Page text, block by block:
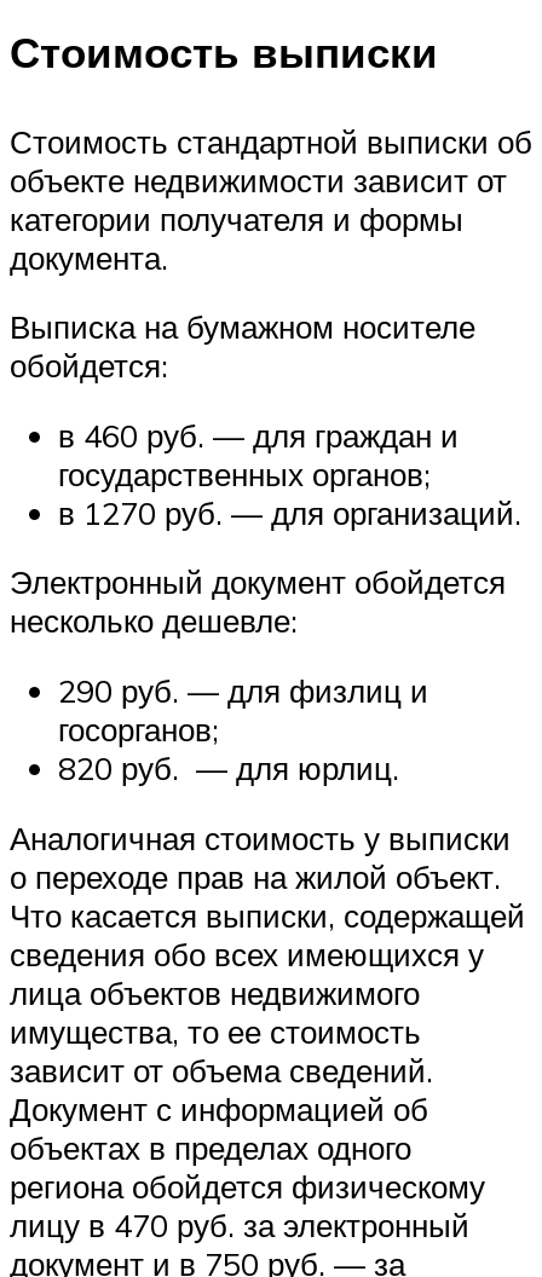
Стоимость выписки
Стоимость стандартной выписки об
объекте недвижимости зависит от
категории получателя и формы
документа.
Выписка на бумажном носителе
обойдется:
в 460 руб. — для граждан и
государственных органов;
в 1270 руб. — для организаций.
Электронный документ обойдется
несколько дешевле:
290 руб. — для физлиц и
госорганов;
820 руб. — для юрлиц.
Аналогичная стоимость у выписки
о переходе прав на жилой объект.
Что касается выписки, содержащей
сведения обо всех имеющихся у
лица объектов недвижимого
имущества, то ее стоимость
зависит от объема сведений.
Документ с информацией об
объектах в пределах одного
региона обойдется физическому
лицу в 470 руб. за электронный
документ и в 750 руб. — за